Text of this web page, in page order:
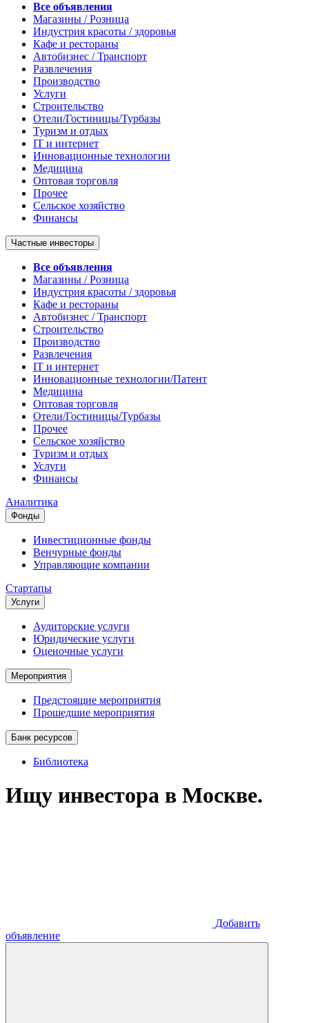
Все объявления
Магазины / Розница
Индустрия красоты / здоровья
Кафе и рестораны
Автобизнес / Транспорт
Развлечения
Производство
Услуги
Строительство
Отели/Гостиницы/Турбазы
Туризм и отдых
IT и интернет
Инновационные технологии
Медицина
Оптовая торговля
Прочее
Сельское хозяйство
Финансы
Частные инвесторы
Все объявления
Магазины / Розница
Индустрия красоты / здоровья
Кафе и рестораны
Автобизнес / Транспорт
Строительство
Производство
Развлечения
IT и интернет
Инновационные технологии/Патент
Медицина
Оптовая торговля
Отели/Гостиницы/Турбазы
Прочее
Сельское хозяйство
Туризм и отдых
Услуги
Финансы
Аналитика
Фонды
Инвестиционные фонды
Венчурные фонды
Управляющие компании
Стартапы
Услуги
Аудиторские услуги
Юридические услуги
Оценочные услуги
Мероприятия
Предстоящие мероприятия
Прошедшие мероприятия
Банк ресурсов
Библиотека
Ищу инвестора в Москве.
Добавить
объявление